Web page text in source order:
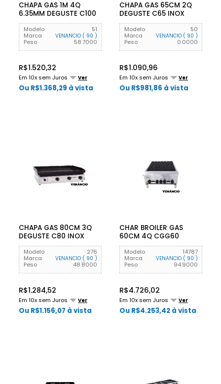
CHAPA GAS 1M 4Q
6.35MM DEGUSTE C100
INOX VENANCIO
Modelo
51
Marca
VENANCIO ( 90 )
Peso 58.7000
R$1.520,32
Em 10x sem Juros Ver
Ou R$1.368,29 à vista
CHAPA GAS 65CM 2Q
DEGUSTE C65 INOX
VENANCIO
Modelo
50
Marca
VENANCIO ( 90 )
Peso 0.0000
R$1.090,96
Em 10x sem Juros Ver
Ou R$981,86 à vista
CHAPA GAS 80CM 3Q
DEGUSTE C80 INOX
VENANCIO
Modelo
276
Marca
VENANCIO ( 90 )
Peso 48.8000
R$1.284,52
Em 10x sem Juros Ver
Ou R$1.156,07 à vista
CHAR BROILER GAS
60CM 4Q CGG60
VENANCIO
Modelo
14787
Marca
VENANCIO ( 90 )
Peso 94.9000
R$4.726,02
Em 10x sem Juros Ver
Ou R$4.253,42 à vista